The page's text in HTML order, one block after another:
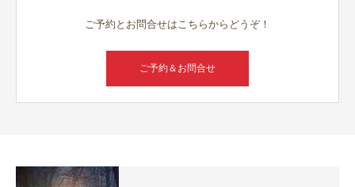
ご予約とお問合せはこちらからどうぞ！
ご予約＆お問合せ